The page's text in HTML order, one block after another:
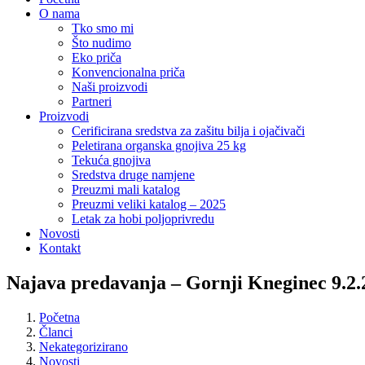
O nama
Tko smo mi
Što nudimo
Eko priča
Konvencionalna priča
Naši proizvodi
Partneri
Proizvodi
Cerificirana sredstva za zašitu bilja i ojačivači
Peletirana organska gnojiva 25 kg
Tekuća gnojiva
Sredstva druge namjene
Preuzmi mali katalog
Preuzmi veliki katalog – 2025
Letak za hobi poljoprivredu
Novosti
Kontakt
Najava predavanja – Gornji Kneginec
Početna
Članci
Nekategorizirano
Novosti